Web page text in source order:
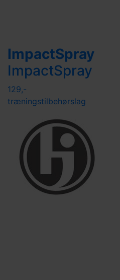
ImpactSpray
ImpactSpray
129,-
træningstilbehørslag